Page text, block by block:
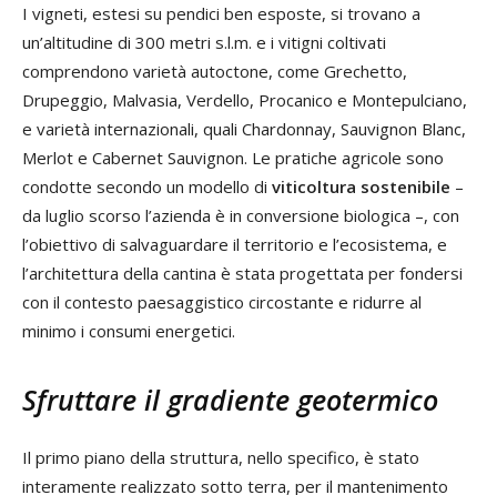
I vigneti, estesi su pendici ben esposte, si trovano a
un’altitudine di 300 metri s.l.m. e i vitigni coltivati
comprendono varietà autoctone, come Grechetto,
Drupeggio, Malvasia, Verdello, Procanico e Montepulciano,
e varietà internazionali, quali Chardonnay, Sauvignon Blanc,
Merlot e Cabernet Sauvignon. Le pratiche agricole sono
condotte secondo un modello di viticoltura sostenibile –
da luglio scorso l’azienda è in conversione biologica –, con
l’obiettivo di salvaguardare il territorio e l’ecosistema, e
l’architettura della cantina è stata progettata per fondersi
con il contesto paesaggistico circostante e ridurre al
minimo i consumi energetici.
Sfruttare il gradiente geotermico
Il primo piano della struttura, nello specifico, è stato
interamente realizzato sotto terra, per il mantenimento